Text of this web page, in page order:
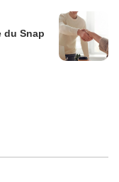
du Snap